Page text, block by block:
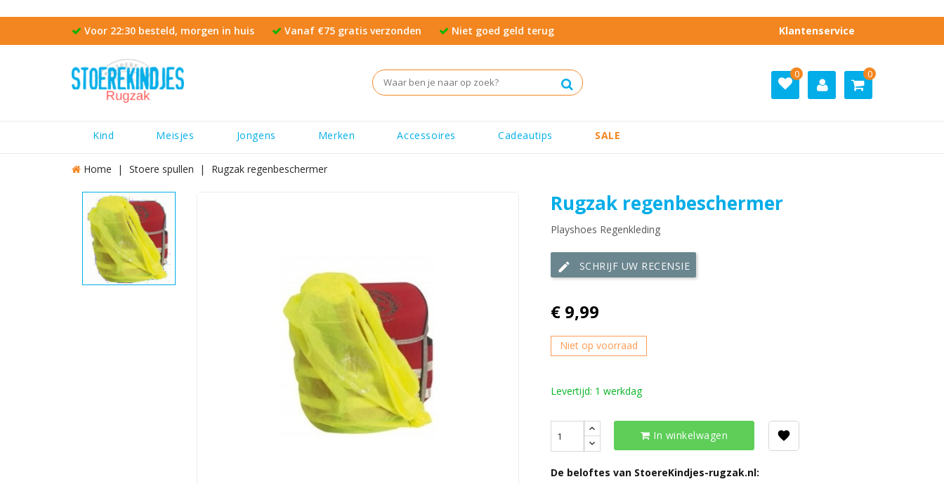
Voor 22:30 besteld, morgen in huis Vanaf €75 gratis verzonden Niet goed geld terug Klantenservice
0
0
Kind Meisjes Jongens Merken Accessoires Cadeautips SALE
Home Stoere spullen Rugzak regenbeschermer
Rugzak regenbeschermer
Playshoes Regenkleding
edit SCHRIJF UW RECENSIE
€ 9,99
Niet op voorraad
Levertijd: 1 werkdag
In winkelwagen
De beloftes van StoereKindjes-rugzak.nl: